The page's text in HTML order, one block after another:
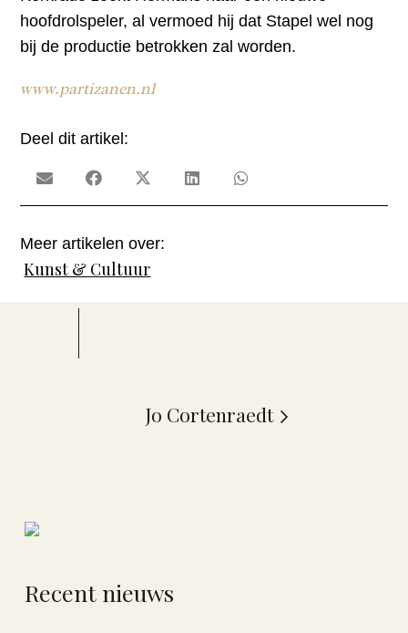
hoofdrolspeler, al vermoed hij dat Stapel wel nog
bij de productie betrokken zal worden.
www.partizanen.nl
Deel dit artikel:
Meer artikelen over:
Kunst & Cultuur
Jo Cortenraedt
Recent nieuws